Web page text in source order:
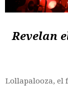
Revelan
Lollapalooza, el